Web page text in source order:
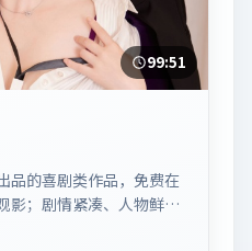
99:51
品的喜剧类作品，免费在
影；剧情紧凑、人物鲜